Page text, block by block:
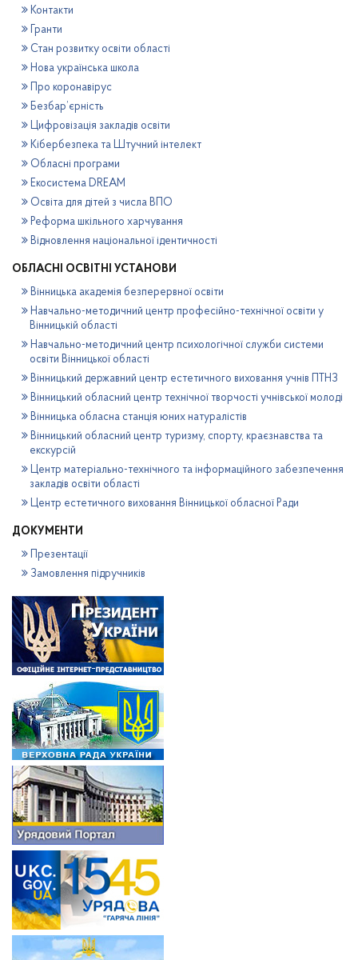
Контакти
Гранти
Стан розвитку освіти області
Нова українська школа
Про коронавірус
Безбар’єрність
Цифровізація закладів освіти
Кібербезпека та Штучний інтелект
Обласні програми
Екосистема DREAM
Освіта для дітей з числа ВПО
Реформа шкільного харчування
Відновлення національної ідентичності
ОБЛАСНІ ОСВІТНІ УСТАНОВИ
Вінницька академія безперервної освіти
Навчально-методичний центр професійно-технічної освіти у
Вінницькій області
Навчально-методичний центр психологічної служби системи
освіти Вінницької області
Вінницький державний центр естетичного виховання учнів ПТНЗ
Вінницький обласний центр технічної творчості учнівської молоді
Вінницька обласна станція юних натуралістів
Вінницький обласний центр туризму, спорту, краєзнавства та
екскурсій
Центр матеріально-технічного та інформаційного забезпечення
закладів освіти області
Центр естетичного виховання Вінницької обласної Ради
ДОКУМЕНТИ
Презентації
Замовлення підручників